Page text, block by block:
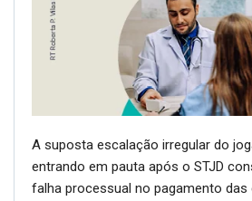
A suposta escalação irregular do
entrando em pauta após o STJD
falha processual no pagamento das